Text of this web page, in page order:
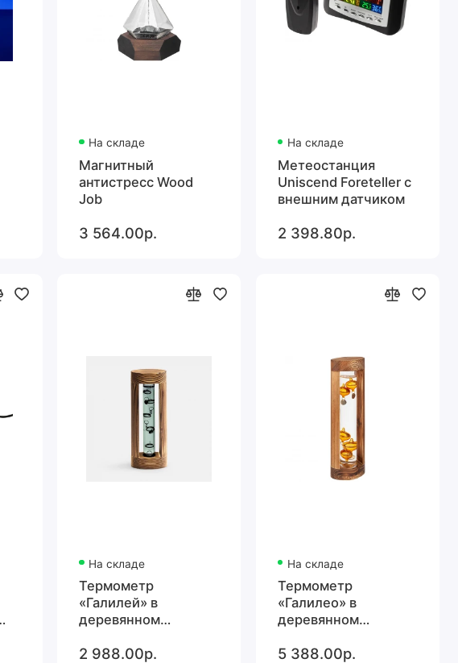
На складе
Магнитный
антистресс Wood
Job
3 564.00р.
На складе
Метеостанция
Uniscend Foreteller с
внешним датчиком
2 398.80р.
На складе
Термометр
«Галилей» в
деревянном
2 988.00р.
На складе
Термометр
«Галилео» в
деревянном
неокрашенный
5 388.00р.